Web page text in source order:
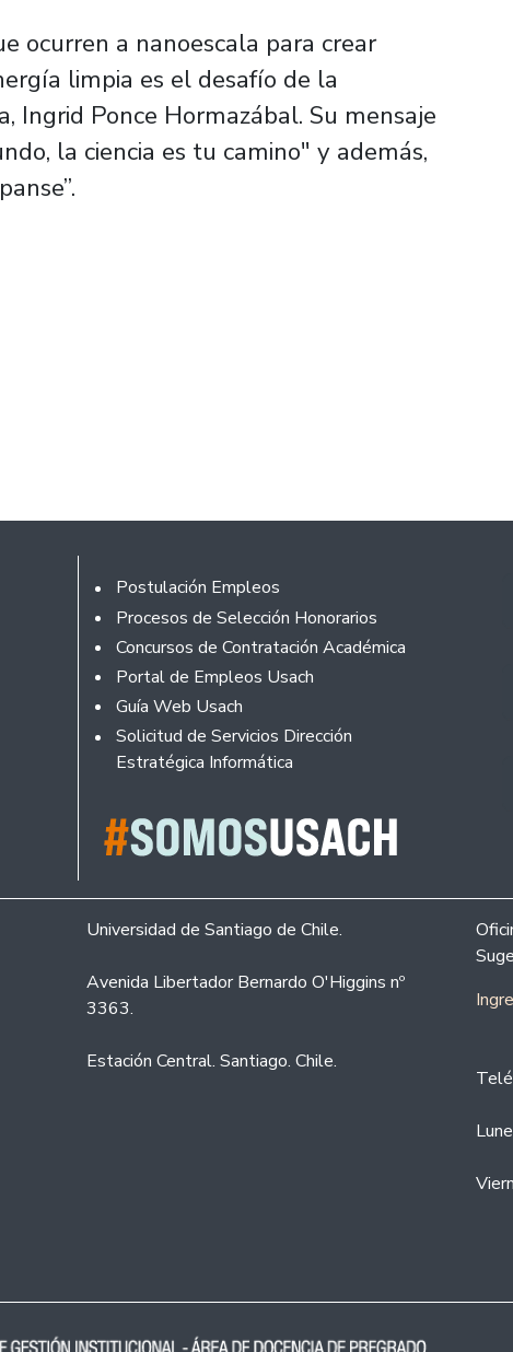
ocurren a nanoescala para crear
limpia es el desafío de la
Ingrid Ponce Hormazábal. Su mensaje
la ciencia es tu camino" y además,
Rodapé
Postulación Empleos
Procesos de Selección Honorarios
Concursos de Contratación Académica
Portal de Empleos Usach
Guía Web Usach
Solicitud de Servicios Dirección
Estratégica Informática
Universidad de Santiago de Chile.
Avenida Libertador Bernardo O'Higgins nº
3363.
Estación Central. Santiago. Chile.